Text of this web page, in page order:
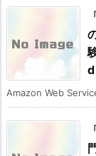
Amazon Web